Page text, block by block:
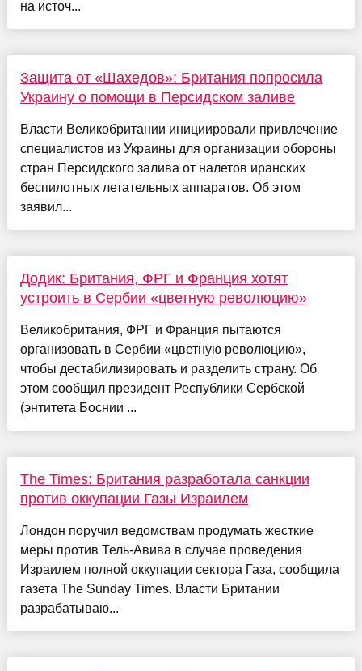
на источ...
Защита от «Шахедов»: Британия попросила
Украину о помощи в Персидском заливе
Власти Великобритании инициировали привлечение
специалистов из Украины для организации обороны
стран Персидского залива от налетов иранских
беспилотных летательных аппаратов. Об этом
заявил...
Додик: Британия, ФРГ и Франция хотят
устроить в Сербии «цветную революцию»
Великобритания, ФРГ и Франция пытаются
организовать в Сербии «цветную революцию»,
чтобы дестабилизировать и разделить страну. Об
этом сообщил президент Республики Сербской
(энтитета Боснии ...
The Times: Британия разработала санкции
против оккупации Газы Израилем
Лондон поручил ведомствам продумать жесткие
меры против Тель-Авива в случае проведения
Израилем полной оккупации сектора Газа, сообщила
газета The Sunday Times. Власти Британии
разрабатываю...